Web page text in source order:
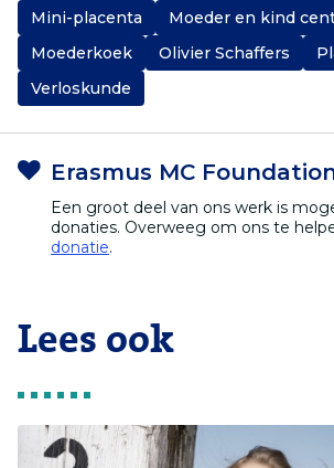
Mini-placenta
Moeder en kind
Moederkoek
Olivier Schaffers
Verloskunde
Erasmus MC
Een groot deel van ons werk is
donaties. Overweeg om ons te
donatie.
Lees ook